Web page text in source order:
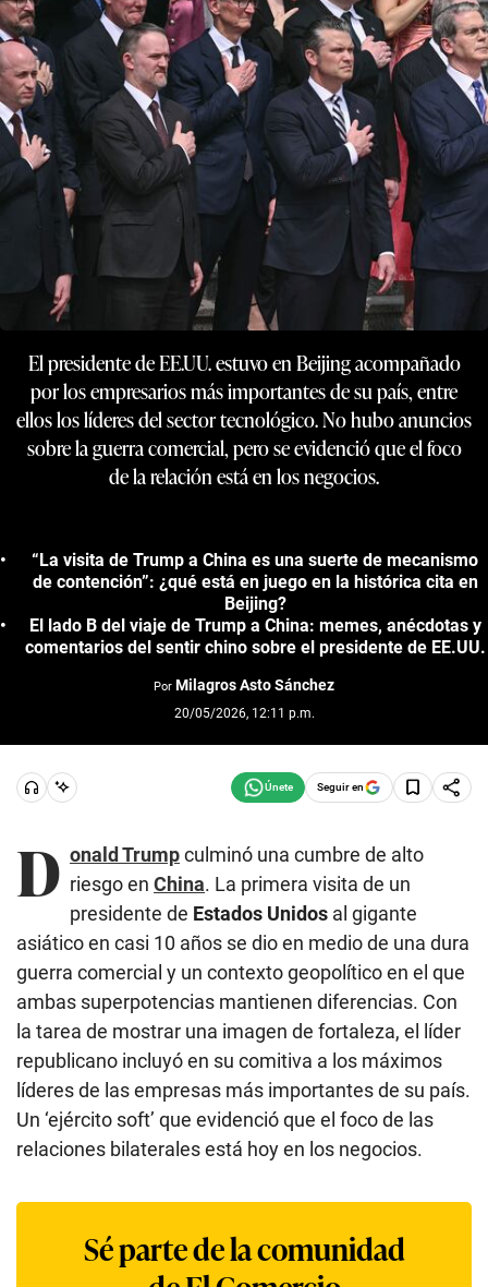
El presidente de EE.UU. estuvo en Beijing acompañado
por los empresarios más importantes de su país, entre
ellos los líderes del sector tecnológico. No hubo anuncios
sobre la guerra comercial, pero se evidenció que el foco
de la relación está en los negocios.
“La visita de Trump a China es una suerte de mecanismo
de contención”: ¿qué está en juego en la histórica cita en
Beijing?
El lado B del viaje de Trump a China: memes, anécdotas y
comentarios del sentir chino sobre el presidente de EE.UU.
Por Milagros Asto Sánchez
20/05/2026, 12:11 p.m.
Seguir en
D onald Trumpculminó una cumbre de alto
riesgo en China. La primera visita de un
presidente de Estados Unidos al gigante
asiático en casi 10 años se dio en medio de una dura
guerra comercial y un contexto geopolítico en el que
ambas superpotencias mantienen diferencias. Con
la tarea de mostrar una imagen de fortaleza, el líder
republicano incluyó en su comitiva a los máximos
líderes de las empresas más importantes de su país.
Un ‘ejército soft’ que evidenció que el foco de las
relaciones bilaterales está hoy en los negocios.